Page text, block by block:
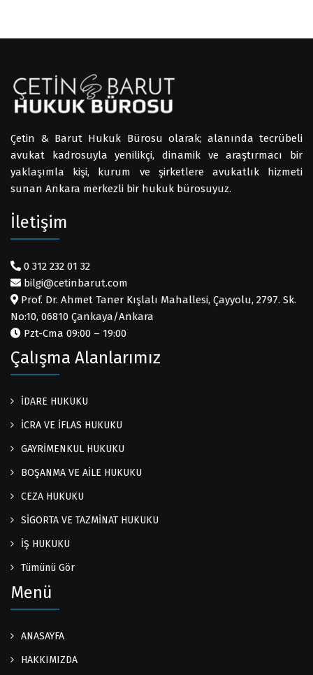
Çetin & Barut Hukuk Bürosu olarak; alanında tecrübeli
avukat kadrosuyla yenilikçi, dinamik ve araştırmacı bir
yaklaşımla kişi, kurum ve şirketlere avukatlık hizmeti
sunan Ankara merkezli bir hukuk bürosuyuz.
İletişim
0 312 232 01 32
bilgi@cetinbarut.com
Prof. Dr. Ahmet Taner Kışlalı Mahallesi, Çayyolu, 2797. Sk.
No:10, 06810 Çankaya/Ankara
Pzt-Cma 09:00 – 19:00
Çalışma Alanlarımız
İDARE HUKUKU
İCRA VE İFLAS HUKUKU
GAYRİMENKUL HUKUKU
BOŞANMA VE AİLE HUKUKU
CEZA HUKUKU
SİGORTA VE TAZMİNAT HUKUKU
İŞ HUKUKU
Tümünü Gör
Menü
ANASAYFA
HAKKIMIZDA